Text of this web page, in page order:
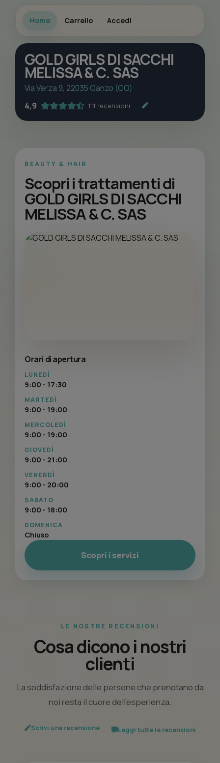
Home Carrello Accedi
GOLD GIRLS DI SACCHI
MELISSA & C. SAS
Via Verza 9, 22035 Canzo (CO)
4,9
111 recensioni
BEAUTY & HAIR
Scopri i trattamenti di
GOLD GIRLS DI SACCHI
MELISSA & C. SAS
Orari di apertura
LUNEDÌ
9:00 - 17:30
MARTEDÌ
9:00 - 19:00
MERCOLEDÌ
9:00 - 19:00
GIOVEDÌ
9:00 - 21:00
VENERDÌ
9:00 - 20:00
SABATO
9:00 - 18:00
DOMENICA
Chiuso
Scopri i servizi
LE NOSTRE RECENSIONI
Cosa dicono i nostri
clienti
La soddisfazione delle persone che prenotano da
noi resta il cuore dell’esperienza.
Scrivi una recensione Leggi tutte le recensioni